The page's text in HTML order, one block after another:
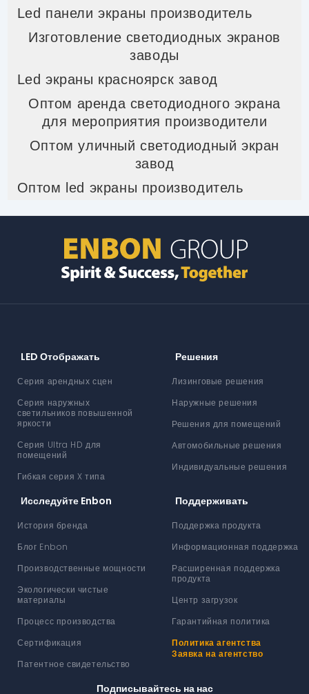
Led панели экраны производитель
Изготовление светодиодных экранов
заводы
Led экраны красноярск завод
Оптом аренда светодиодного экрана
для мероприятия производители
Оптом уличный светодиодный экран
завод
Оптом led экраны производитель
LED Отображать
Серия арендных сцен
Серия наружных
светильников повышенной
яркости
Серия Ultra HD для
помещений
Гибкая серия X типа
Решения
Лизинговые решения
Наружные решения
Решения для помещений
Автомобильные решения
Индивидуальные решения
Исследуйте Enbon
История бренда
Блог Enbon
Производственные мощности
Экологически чистые
материалы
Процесс производства
Сертификация
Патентное свидетельство
Поддерживать
Поддержка продукта
Информационная поддержка
Расширенная поддержка
продукта
Центр загрузок
Гарантийная политика
Политика агентства
Заявка на агентство
Подписывайтесь на нас